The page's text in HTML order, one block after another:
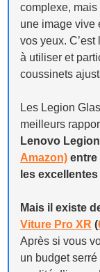
complexe,
une image vive
vos yeux.
à utiliser et
coussinets
Les Legion
meilleurs
Lenovo
Amazon) entre
les excellentes
Mais il existe
Viture Pro XR (
Après si vous
un budget